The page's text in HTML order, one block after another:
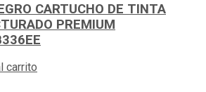
CARTUCHO DE TINTA
PREMIUM
carrito